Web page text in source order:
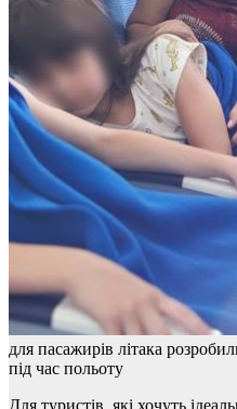
для пасажирів літака
під час польоту